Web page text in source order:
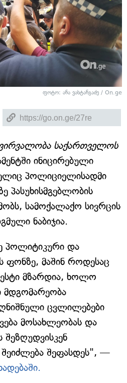
ფოტო: ანა ვახტანგაძე / On.ge
საქართველოს
ინიცირებული
პოლიციელისადმი
პასუხისმგებლობის
სამოქალაქო სივრცის
ნაბიჯია.
პოლიტიკური და
ფონზე, მაშინ როდესაც
მზარდია, ხოლო
მდგომარეობა
ცვლილებები
მოსახლეობას და
შეფასდეს", —